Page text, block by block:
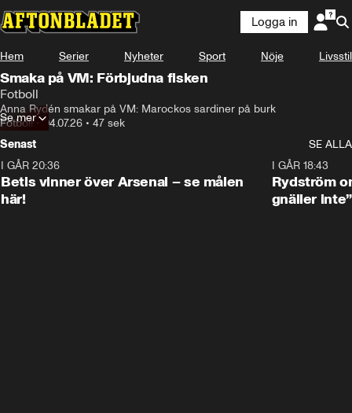
Logga in
Hem Serier Nyheter Sport Nöje Livsstil
Smaka på VM: Förbjudna fisken
Fotboll
Anna Rydén smakar på VM: Marockos sardiner på burk
Fotboll•04.07.26 • 47 sek
Se mer
Senast
SE ALLA
I GÅR 20:36
Betis vinner över Arsenal – se målen
här!
I GÅR 18:43
Rydström
gnäller inte”